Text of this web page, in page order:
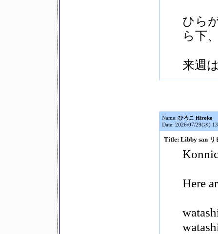
ひら
ら下
来週
Name: ひろこ Hiroko
Date: 2026/07/29(水)
Title: Libby san リ
Here